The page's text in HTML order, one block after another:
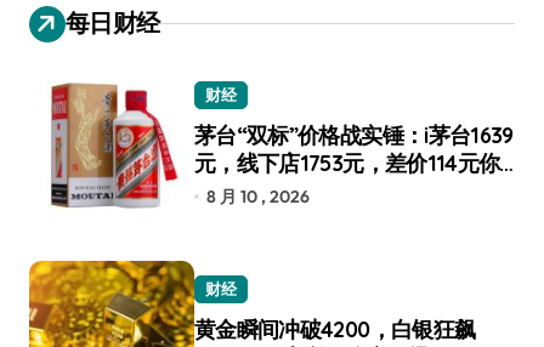
每日财经
财经
茅台“双标”价格战实锤：i茅台1639
元，线下店1753元，差价114元你
选谁？
8 月 10 , 2026
财经
黄金瞬间冲破4200，白银狂飙